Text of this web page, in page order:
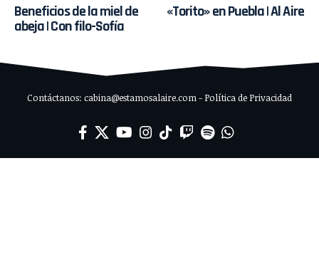
Beneficios de la miel de
abeja | Con filo-Sofía
«Torito» en Puebla | Al Aire
Contáctanos: cabina@estamosalaire.com - Política de Privacidad